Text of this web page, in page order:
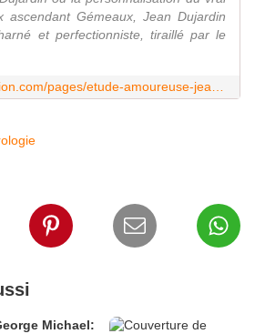
ascendant Gémeaux, Jean Dujardin
et perfectionniste, tiraillé par le
Michael: